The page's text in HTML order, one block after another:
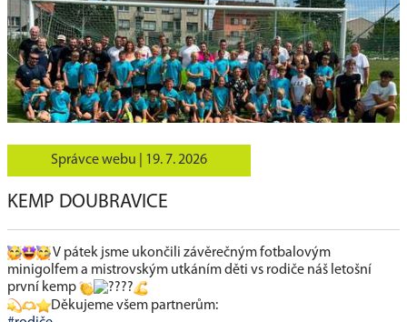
Správce webu | 19. 7. 2026
KEMP DOUBRAVICE
V pátek jsme ukončili závěrečným fotbalovým
minigolfem a mistrovským utkáním děti vs rodiče náš letošní
první kemp
Děkujeme všem partnerům: